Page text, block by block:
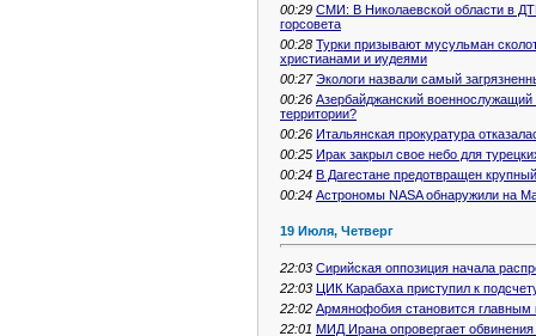
00:29 СМИ: В Николаевской области в
горсовета
00:28 Турки призывают мусульман
христианами и иудеями
00:27 Экологи назвали самый
00:26 Азербайджанский военнослужащий
территории?
00:26 Итальянская прокуратура
00:25 Ирак закрыл свое небо для
00:24 В Дагестане предотвращен
00:24 Астрономы NASA обнаружили на
19 Июля, Четверг
22:03 Сирийская оппозиция начала
22:03 ЦИК Карабаха приступил к
22:02 Армянофобия становится главным
22:01 МИД Ирана опровергает обвинения